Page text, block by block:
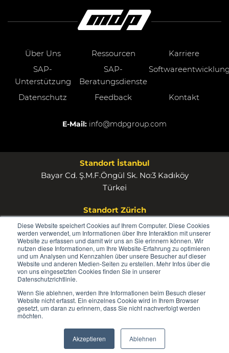
Diese Website speichert Cookies auf Ihrem Computer. Diese Cookies
werden verwendet, um Informationen über Ihre Interaktion mit unserer
Website zu erfassen und damit wir uns an Sie erinnern können. Wir
nutzen diese Informationen, um Ihre Website-Erfahrung zu optimieren
und um Analysen und Kennzahlen über unsere Besucher auf dieser
Website und anderen Medien-Seiten zu erstellen. Mehr Infos über die
von uns eingesetzten Cookies finden Sie in unserer
Datenschutzrichtlinie.
Wenn Sie ablehnen, werden Ihre Informationen beim Besuch dieser
Website nicht erfasst. Ein einzelnes Cookie wird in Ihrem Browser
gesetzt, um daran zu erinnern, dass Sie nicht nachverfolgt werden
möchten.
Akzeptieren Ablehnen
Über Uns Ressourcen
Karriere
SAP-
Unterstützung
SAP-
Beratungsdienste
Datenschutz Feedback Kontakt
E-Mail: info@mdpgroup.com
Standort İstanbul
Bayar Cd. Ş.M.F.Öngül Sk. No:3 Kadıköy
Türkei
Standort Zürich
MDP Group AG Rosstrasse 53 8832 Wollerau
Schweiz
© 2026
MDP
GROUP